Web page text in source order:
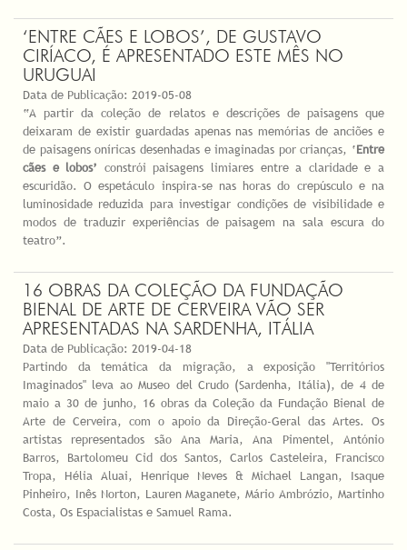
‘ENTRE CÃES E LOBOS’, DE GUSTAVO
CIRÍACO, É APRESENTADO ESTE MÊS NO
URUGUAI
Data de Publicação: 2019-05-08
“A partir da coleção de relatos e descrições de paisagens que
deixaram de existir guardadas apenas nas memórias de anciões e
de paisagens oníricas desenhadas e imaginadas por crianças, ‘Entre
cães e lobos’ constrói paisagens limiares entre a claridade e a
escuridão. O espetáculo inspira-se nas horas do crepúsculo e na
luminosidade reduzida para investigar condições de visibilidade e
modos de traduzir experiências de paisagem na sala escura do
teatro”.
16 OBRAS DA COLEÇÃO DA FUNDAÇÃO
BIENAL DE ARTE DE CERVEIRA VÃO SER
APRESENTADAS NA SARDENHA, ITÁLIA
Data de Publicação: 2019-04-18
Partindo da temática da migração, a exposição "Territórios
Imaginados" leva ao Museo del Crudo (Sardenha, Itália), de 4 de
maio a 30 de junho, 16 obras da Coleção da Fundação Bienal de
Arte de Cerveira, com o apoio da Direção-Geral das Artes. Os
artistas representados são Ana Maria, Ana Pimentel, António
Barros, Bartolomeu Cid dos Santos, Carlos Casteleira, Francisco
Tropa, Hélia Aluai, Henrique Neves & Michael Langan, Isaque
Pinheiro, Inês Norton, Lauren Maganete, Mário Ambrózio, Martinho
Costa, Os Espacialistas e Samuel Rama.